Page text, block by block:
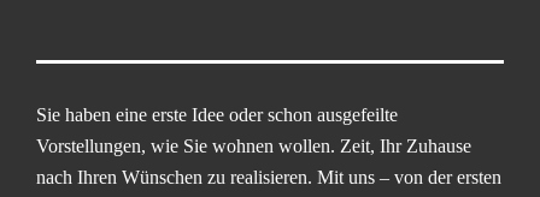
Sie haben eine erste Idee oder schon ausgefeilte
Vorstellungen, wie Sie wohnen wollen. Zeit, Ihr Zuhause
nach Ihren Wünschen zu realisieren. Mit uns – von der ersten